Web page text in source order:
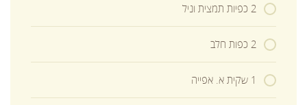
2 כפיות תמצית וניל
2 כפות חלב
1 שקית א. אפייה